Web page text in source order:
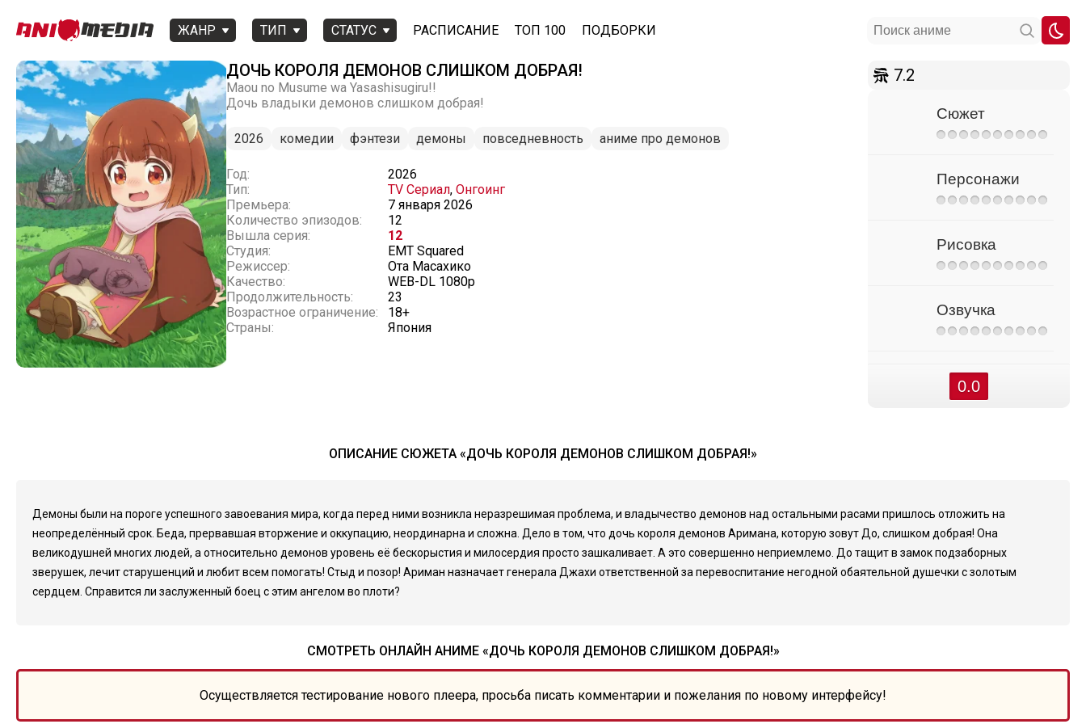
ЖАНР ТИП СТАТУС РАСПИСАНИЕ ТОП 100 ПОДБОРКИ
ДОЧЬ КОРОЛЯ ДЕМОНОВ СЛИШКОМ ДОБРАЯ!
Maou no Musume wa Yasashisugiru!!
Дочь владыки демонов слишком добрая!
2026 комедии фэнтези демоны повседневность аниме про демонов
Год:
2026
Тип:
TV Сериал, Онгоинг
Премьера:
7 января 2026
Количество эпизодов:
12
Вышла серия:
12
Студия:
EMT Squared
Режиссер:
Ота Масахико
Качество:
WEB-DL 1080p
Продолжительность:
23
Возрастное ограничение:
18+
Страны:
Япония
7.2
Сюжет
Персонажи
Рисовка
Озвучка
0.0
ОПИСАНИЕ СЮЖЕТА «ДОЧЬ КОРОЛЯ ДЕМОНОВ СЛИШКОМ ДОБРАЯ!»
Демоны были на пороге успешного завоевания мира, когда перед ними возникла неразрешимая проблема, и владычество демонов над остальными расами пришлось отложить на
неопределённый срок. Беда, прервавшая вторжение и оккупацию, неординарна и сложна. Дело в том, что дочь короля демонов Аримана, которую зовут До, слишком добрая! Она
великодушней многих людей, а относительно демонов уровень её бескорыстия и милосердия просто зашкаливает. А это совершенно неприемлемо. До тащит в замок подзаборных
зверушек, лечит старушенций и любит всем помогать! Стыд и позор! Ариман назначает генерала Джахи ответственной за перевоспитание негодной обаятельной душечки с золотым
сердцем. Справится ли заслуженный боец с этим ангелом во плоти?
СМОТРЕТЬ ОНЛАЙН АНИМЕ «ДОЧЬ КОРОЛЯ ДЕМОНОВ СЛИШКОМ ДОБРАЯ!»
Осуществляется тестирование нового плеера, просьба писать комментарии и пожелания по новому интерфейсу!